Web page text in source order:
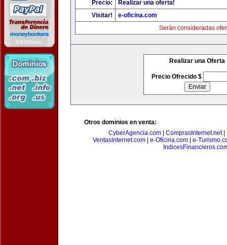
Precio:
Realizar una oferta!
Visitar!
e-oficina.com
Serán consideradas
Realizar una Oferta
Precio Ofrecido $
Otros dominios en venta:
CyberAgencia.com| ComprasInternet.net|
VentasInternet.com
e-Oficina.com
e-